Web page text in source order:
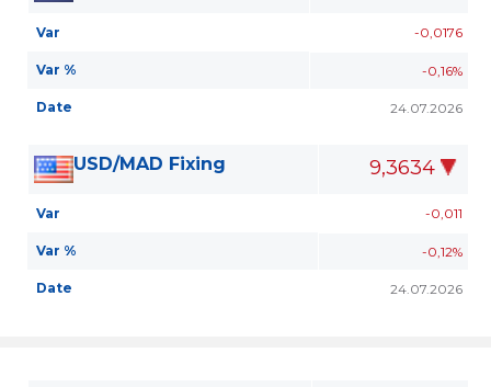
Var -0,0176
Var % -0,16%
Date 24.07.2026
USD/MAD Fixing 9,3634
Var -0,011
Var % -0,12%
Date 24.07.2026